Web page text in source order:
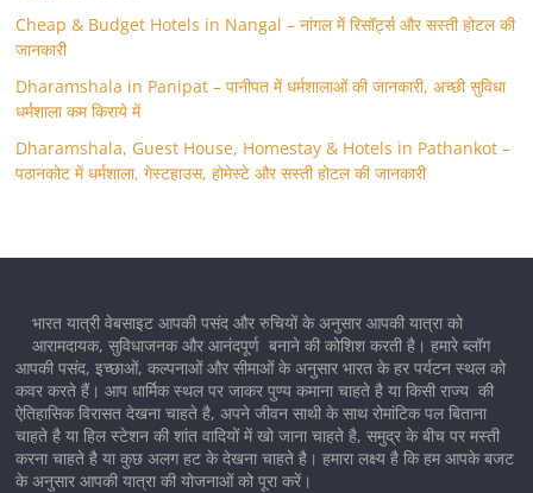
Cheap & Budget Hotels in Nangal – नांगल में रिसॉर्ट्स और सस्ती होटल की
जानकारी
Dharamshala in Panipat – पानीपत में धर्मशालाओं की जानकारी, अच्छी सुविधा
धर्मशाला कम किराये में
Dharamshala, Guest House, Homestay & Hotels in Pathankot –
पठानकोट में धर्मशाला, गेस्टहाउस, होमेस्टे और सस्ती होटल की जानकारी
भारत यात्री वेबसाइट आपकी पसंद और रुचियों के अनुसार आपकी यात्रा को
आरामदायक, सुविधाजनक और आनंदपूर्ण बनाने की कोशिश करती है। हमारे ब्लॉग
आपकी पसंद, इच्छाओं, कल्पनाओं और सीमाओं के अनुसार भारत के हर पर्यटन स्थल को
कवर करते हैं। आप धार्मिक स्थल पर जाकर पुण्य कमाना चाहते है या किसी राज्य की
ऐतिहासिक विरासत देखना चाहते है, अपने जीवन साथी के साथ रोमांटिक पल बिताना
चाहते है या हिल स्टेशन की शांत वादियों में खो जाना चाहते है, समुद्र के बीच पर मस्ती
करना चाहते है या कुछ अलग हट के देखना चाहते है। हमारा लक्ष्य है कि हम आपके बजट
के अनुसार आपकी यात्रा की योजनाओं को पूरा करें।